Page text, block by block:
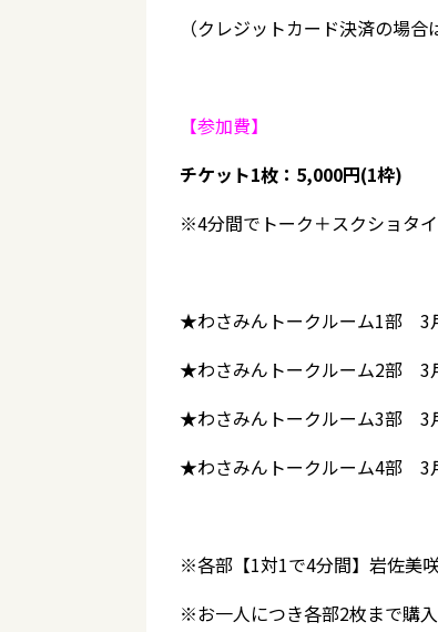
（クレジットカード決済の場
【参加費】
チケット1枚：5,000円(1枠)
※4分間でトーク＋スクショタ
★わさみんトークルーム1部 3
★わさみんトークルーム2部 3
★わさみんトークルーム3部 3
★わさみんトークルーム4部 3
※各部【1対1で4分間】岩佐美
※お一人につき各部2枚まで購入